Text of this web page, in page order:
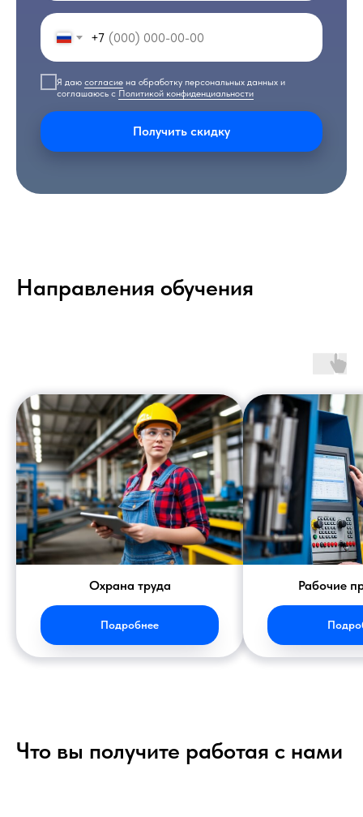
+7
Я даю согласие на обработку персональных данных и
соглашаюсь с Политикой конфиденциальности
Получить скидку
Направления обучения
Охрана труда
Подробнее
Рабочие
Что вы получите работая с нами